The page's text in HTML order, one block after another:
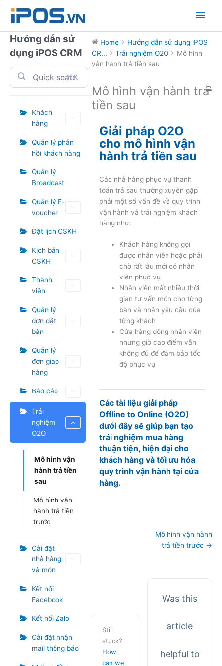
Main
Hướng dẫn sử
dụng iPOS CRM
⌘K
Khách
hàng
Quản lý phản
hồi khách hàng
Quản lý
Broadcast
Quản lý E-
voucher
Đặt lịch CSKH
Kịch bản
CSKH
Thành
viên
Quản lý
đơn đặt
bàn
Quản lý
đơn giao
hàng
Báo cáo
Trải
nghiệm
O2O
Mô hình vận
hành trả tiền
sau
Mô hình vận
hành trả tiền
trước
Cài đặt
nhà hàng
và món
Kết nối
Facebook
Kết nối Zalo
Cài đặt nhận
mail thông báo
Home
Hướng dẫn sử dụng iPOS
CR...
Trải nghiệm O2O
Mô hình
vận hành trả tiền sau
Mô hình vận hành trả
tiền sau
Giải pháp O2O
cho mô hình vận
hành trả tiền sau
Các nhà hàng phục vụ thanh
toán trả sau thường xuyên gặp
phải một số vấn đề về quy trình
vận hành và trải nghiệm khách
hàng như:
Khách hàng không gọi
được nhân viên hoặc phải
chờ rất lâu mới có nhân
viên phục vụ
Nhân viên mất nhiều thời
gian tư vấn món cho từng
bàn và nhận yêu cầu của
từng khách
Cửa hàng đông nhân viên
nhưng giờ cao điểm vẫn
không đủ để đảm bảo tốc
độ phục vụ
Các tài liệu giải pháp
Offline to Online (O2O)
dưới đây sẽ giúp bạn tạo
trải nghiệm mua hàng
thuận tiện, hiện đại cho
khách hàng và tối ưu hóa
quy trình vận hành tại cửa
hàng.
Mô hình vận hành
trả tiền trước →
Still
stuck?
How
can we
Was this
article
helpful to